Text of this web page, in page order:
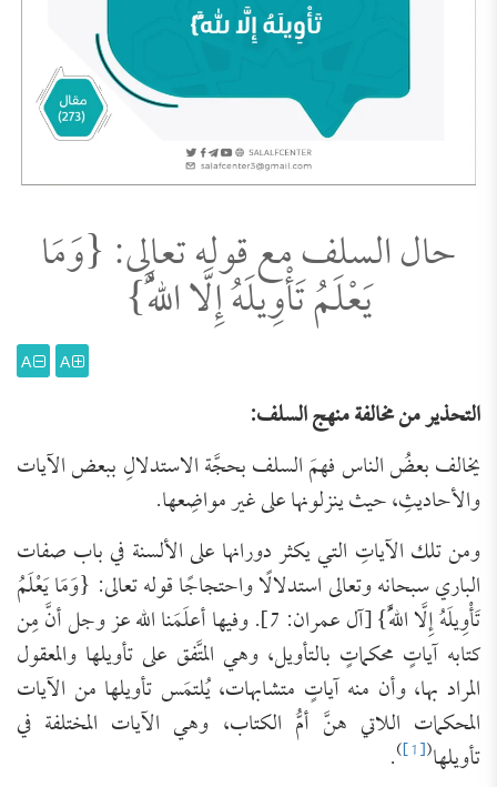
حال السلف مع قوله تعالى: {وَمَا
يَعْلَمُ تَأْوِيلَهُ إِلَّا اللَّهُ}
A
A
التحذير من مخالفة منهج السلف:
يخالف بعضُ الناس فهمَ السلف بحجَّة الاستدلالِ ببعض الآيات
والأحاديثِ، حيث ينزلونها على غير مواضِعها.
ومن تلك الآياتِ التي يكثر دورانها على الألسنة في باب صفات
الباري سبحانه وتعالى استدلالًا واحتجاجًا قوله تعالى: {وَمَا يَعْلَمُ
تَأْوِيلَهُ إِلَّا اللَّهُ} [آل عمران: 7]. وفيها أعلَمَنا الله عز وجل أنَّ مِن
كتابه آياتٍ محكماتٍ بالتأويل، وهي المتَّفق على تأويلها والمعقول
المراد بها، وأن منه آياتٍ متشابهات، يُلتمَس تأويلها من الآيات
المحكمات اللاتي هنَّ أمُّ الكتاب، وهي الآيات المختلفة في
تأويلها(
[1]
)
.